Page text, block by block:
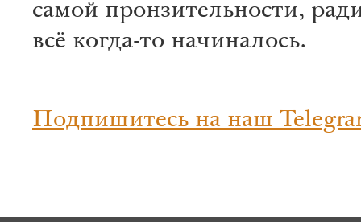
самой пронзительности,
всё когда-то начиналось.
Подпишитесь на наш